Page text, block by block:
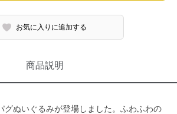
お気に入りに追加する
商品説明
グぬいぐるみが登場しました。ふわふわの